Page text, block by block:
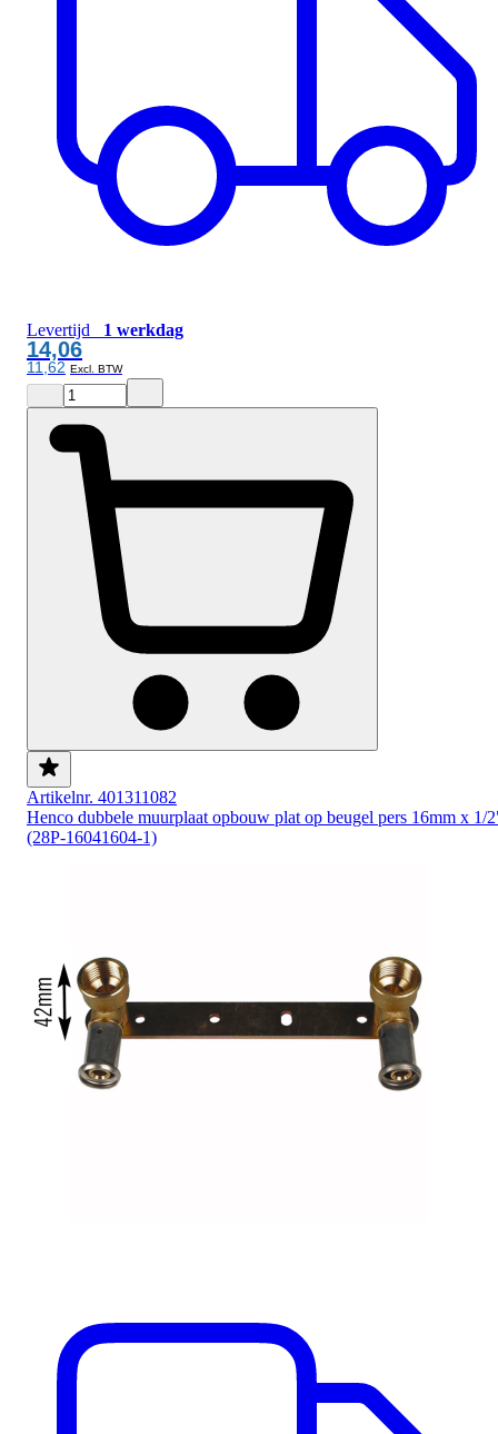
Levertijd 1 werkdag
14,06
11,62
Artikelnr. 401311082
Henco dubbele muurplaat opbouw plat op beugel pers 16mm x 1/
(28P-16041604-1)